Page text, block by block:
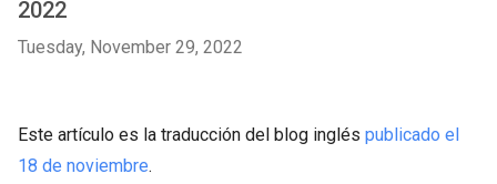
2022
Tuesday, November 29, 2022
Este artículo es la traducción del blog inglés publicado el
18 de noviembre.